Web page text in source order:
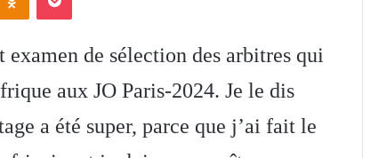
examen de sélection des arbitres qui
aux JO Paris-2024. Je le dis
a été super, parce que j’ai fait le